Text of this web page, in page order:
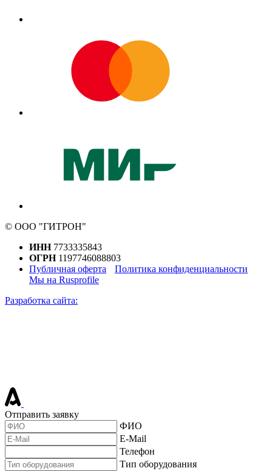
© ООО "ГИТРОН"
ИНН7733335843
ОГРН1197746088803
Публичная оферта
Политика конфиденциальности
Мы на Rusprofile
Разработка сайта:
Отправить заявку
ФИО
E-Mail
Телефон
Тип оборудования